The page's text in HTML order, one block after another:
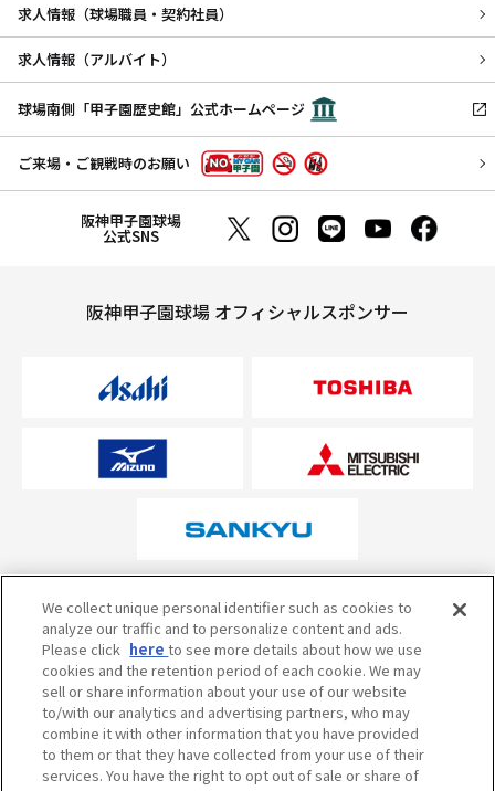
求人情報（球場職員・契約社員）
求人情報（アルバイト）
球場南側「甲子園歴史館」公式ホームページ
ご来場・ご観戦時のお願い
阪神甲子園球場
公式SNS
阪神甲子園球場 オフィシャルスポンサー
オフィシャルスポンサーについて
試合の予定・状況・結果のお問い合わせ
阪神甲子園球場テレフォンサービス
050-5527-2512
We collect unique personal identifier such as cookies to
analyze our traffic and to personalize content and ads.
Please click hereto see more details about how we use
cookies and the retention period of each cookie. We may
sell or share information about your use of our website
to/with our analytics and advertising partners, who may
combine it with other information that you have provided
to them or that they have collected from your use of their
services. You have the right to opt out of sale or share of